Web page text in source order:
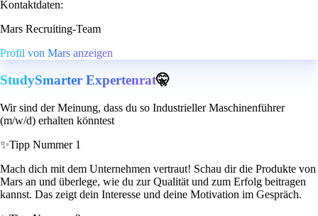
Kontaktdaten:
Mars Recruiting-Team
Profil von Mars anzeigen
StudySmarter Expertenrat🤫
Wir sind der Meinung, dass du so Industrieller Maschinenführer
(m/w/d) erhalten könntest
✨Tipp Nummer 1
Mach dich mit dem Unternehmen vertraut! Schau dir die Produkte von
Mars an und überlege, wie du zur Qualität und zum Erfolg beitragen
kannst. Das zeigt dein Interesse und deine Motivation im Gespräch.